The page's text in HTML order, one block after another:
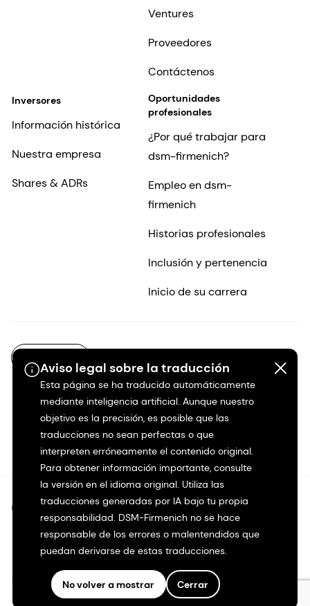
Aviso legal sobre la traducción
Esta página se ha traducido automáticamente
mediante inteligencia artificial. Aunque nuestro
objetivo es la precisión, es posible que las
traducciones no sean perfectas o que
interpreten erróneamente el contenido original.
Para obtener información importante, consulte
la versión en el idioma original. Utiliza las
traducciones generadas por IA bajo tu propia
responsabilidad. DSM-Firmenich no se hace
responsable de los errores o malentendidos que
puedan derivarse de estas traducciones.
No volver a mostrar Cerrar
Ventures
Proveedores
Contáctenos
Inversores
Información histórica
Nuestra empresa
Shares & ADRs
Oportunidades
profesionales
¿Por qué trabajar para
dsm-firmenich?
Empleo en dsm-
firmenich
Historias profesionales
Inclusión y pertenencia
Inicio de su carrera
©2026 dsm-firmenich. Todos los derechos reservados.
Protección de datos
Condiciones de uso